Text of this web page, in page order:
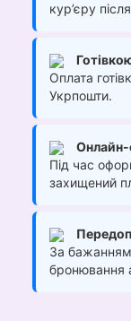
кур’єру
Оплата
Укрпошти.
Онлайн-
Під час
захищений
За
бронювання